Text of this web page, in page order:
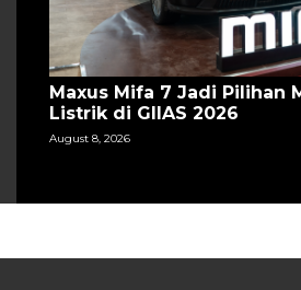
Maxus Mifa 7 Jadi Pilihan
Listrik di GIIAS 2026
August 8, 2026